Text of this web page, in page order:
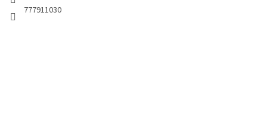
777911030